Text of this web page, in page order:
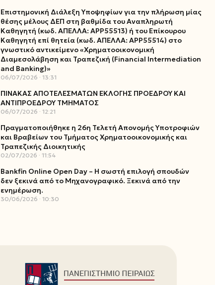
Επιστημονική Διάλεξη Υποψηφίων για την πλήρωση μίας
θέσης μέλους ΔΕΠ στη βαθμίδα του Αναπληρωτή
Καθηγητή (κωδ. ΑΠΕΛΛΑ: ΑΡΡ55513) ή του Επίκουρου
Καθηγητή επί θητεία (κωδ. ΑΠΕΛΛΑ: ΑΡΡ55514) στο
γνωστικό αντικείμενο «Χρηματοοικονομική
Διαμεσολάβηση και Τραπεζική (Financial Intermediation
and Banking)»
06/07/2026 13:31
ΠΙΝΑΚΑΣ ΑΠΟΤΕΛΕΣΜΑΤΩΝ ΕΚΛΟΓΗΣ ΠΡΟΕΔΡΟΥ ΚΑΙ
ΑΝΤΙΠΡΟΕΔΡΟΥ ΤΜΗΜΑΤΟΣ
06/07/2026 12:21
Πραγματοποιήθηκε η 26η Τελετή Απονομής Υποτροφιών
και Βραβείων του Τμήματος Χρηματοοικονομικής και
Τραπεζικής Διοικητικής
02/07/2026 11:54
Bankfin Online Open Day – Η σωστή επιλογή σπουδών
δεν ξεκινά από το Μηχανογραφικό. Ξεκινά από την
ενημέρωση.
30/06/2026 10:30